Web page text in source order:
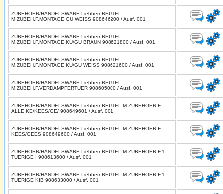
ZUBEHOER/HANDELSWARE Liebherr BEUTEL
M.ZUBEH.F.MONTAGE GU WEISS 908646200 / Ausf. 001
ZUBEHOER/HANDELSWARE Liebherr BEUTEL
M.ZUBEH.F.MONTAGE KU/GU BRAUN 908621800 / Ausf. 001
ZUBEHOER/HANDELSWARE Liebherr BEUTEL
M.ZUBEH.F.MONTAGE KU/GU WEISS 908621600 / Ausf. 001
ZUBEHOER/HANDELSWARE Liebherr BEUTEL
M.ZUBEH.F.VERDAMPFERTUER 908605000 / Ausf. 001
ZUBEHOER/HANDELSWARE Liebherr BEUTEL M.ZUBEHOER F.
ALLE KE/KEES/GE/ 908649601 / Ausf. 001
ZUBEHOER/HANDELSWARE Liebherr BEUTEL M.ZUBEHOER F.
KEES/GEES 908649600 / Ausf. 001
ZUBEHOER/HANDELSWARE Liebherr BEUTEL M.ZUBEHOER F.1-
TUERIGE I 908613600 / Ausf. 001
ZUBEHOER/HANDELSWARE Liebherr BEUTEL M.ZUBEHOER F.1-
TUERIGE KIB 908633000 / Ausf. 001